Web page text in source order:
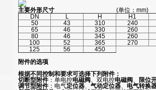
主要外形尺寸
(单位；mm)
DN
L H
H1
50
43 310
240
65
46 330
260
80
46 345
260
100
52 365
270
125
56
450
附件的选项
根据不同控制和要求可选择下列附件：
切断型附件：单电控电磁阀 、双电控电磁阀 、
限位
调节型附件：电气定位器、 气动定位器、 电气转换